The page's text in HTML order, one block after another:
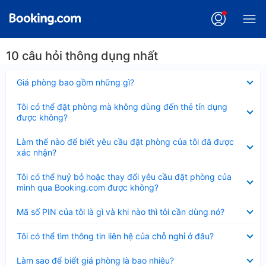
10 câu hỏi thông dụng nhất
Giá phòng bao gồm những gì?
thu
Tôi có thể đặt phòng mà không dùng đến thẻ tín dụng
được không?
thu
gọn
Làm thế nào để biết yêu cầu đặt phòng của tôi đã được
xác nhận?
thu
gọn
Tôi có thể huỷ bỏ hoặc thay đổi yêu cầu đặt phòng của
mình qua Booking.com được không?
thu
gọn
Mã số PIN của tôi là gì và khi nào thì tôi cần dùng nó?
thu
Tôi có thể tìm thông tin liên hệ của chỗ nghỉ ở đâu?
thu
Làm sao để biết giá phòng là bao nhiêu?
thu